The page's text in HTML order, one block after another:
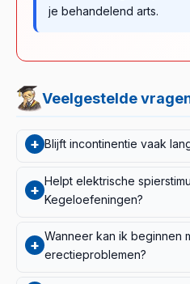
je behandelend arts.
Veelgestelde
+ Blijft incontinentie vaak
geleidelijk in de loop van
regelmatige
herstel van continentie
verloopt per persoon
+
Helpt elektrische
Kegeloefeningen?
bekkenbodemapparaten —
stimulatie — als aanvulling op
+
Wanneer kan ik beginnen
erectieproblemen?
Vroege, actieve revalidatie is